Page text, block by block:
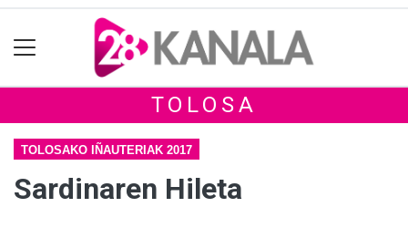
TOLOSA
TOLOSAKO IÑAUTERIAK 2017
Sardinaren Hileta